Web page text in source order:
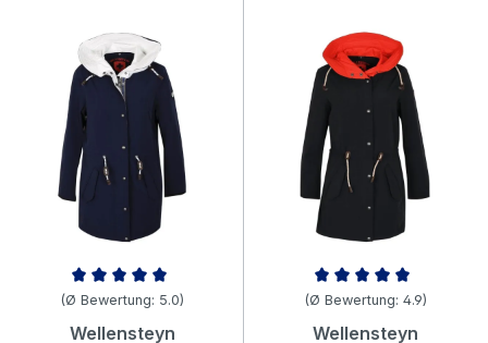
Durchschnittliche Bewertung von 5 von 5 Sternen
(Ø Bewertung: 5.0)
Wellensteyn
Durchschnittliche Bewertung
(Ø Bewertung: 4.9)
Wellensteyn